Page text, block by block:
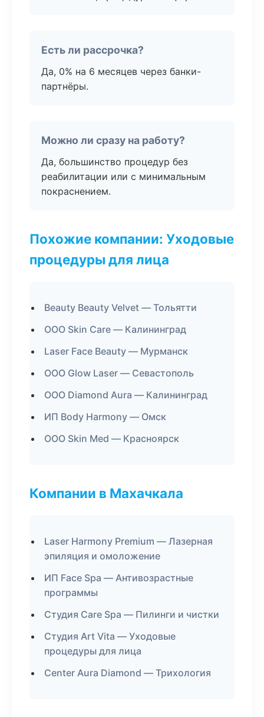
Есть ли рассрочка?
Да, 0% на 6 месяцев через банки-
партнёры.
Можно ли сразу на работу?
Да, большинство процедур без
реабилитации или с минимальным
покраснением.
Похожие компании: Уходовые
процедуры для лица
Beauty Beauty Velvet — Тольятти
ООО Skin Care — Калининград
Laser Face Beauty — Мурманск
ООО Glow Laser — Севастополь
ООО Diamond Aura — Калининград
ИП Body Harmony — Омск
ООО Skin Med — Красноярск
Компании в Махачкала
Laser Harmony Premium — Лазерная
эпиляция и омоложение
ИП Face Spa — Антивозрастные
программы
Студия Care Spa — Пилинги и чистки
Студия Art Vita — Уходовые
процедуры для лица
Center Aura Diamond — Трихология